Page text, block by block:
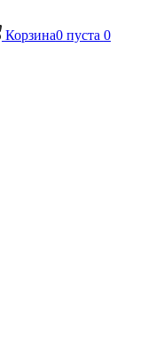
Корзина0 пуста 0